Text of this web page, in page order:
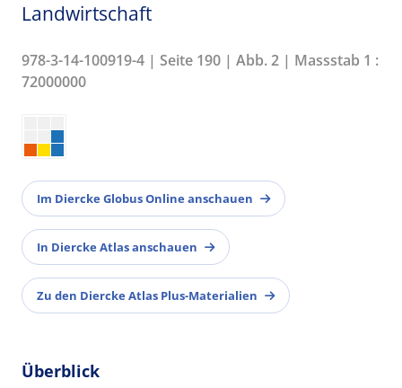
Landwirtschaft
978-3-14-100919-4 | Seite 190 | Abb. 2 | Massstab 1 :
72000000
Im Diercke Globus Online anschauen
In Diercke Atlas anschauen
Zu den Diercke Atlas Plus-Materialien
Überblick